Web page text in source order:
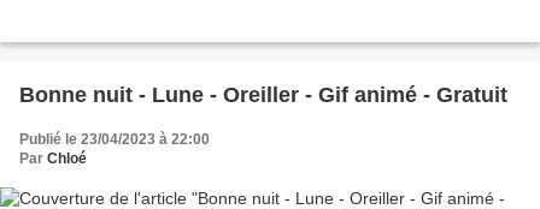
Bonne nuit - Lune - Oreiller - Gif animé - Gratuit
Publié le 23/04/2023 à 22:00
Par Chloé